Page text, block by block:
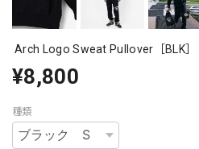
Arch Logo Sweat Pullover［BLK］
¥8,800
種類